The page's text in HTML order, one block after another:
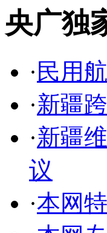
央广独
· 民用
·新疆
·新疆
议
·本网